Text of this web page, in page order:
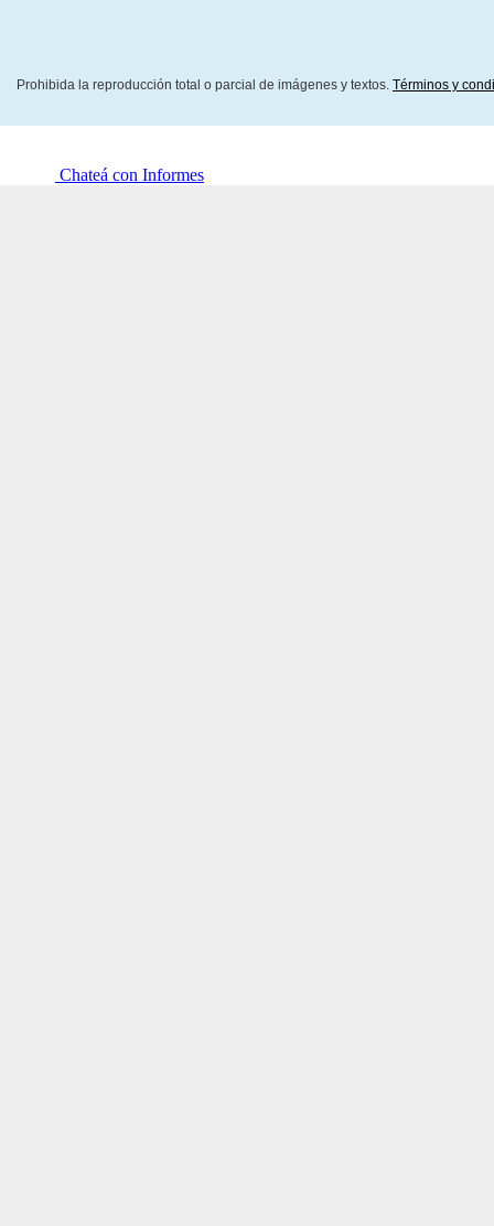
Prohibida la reproducción total o parcial de imágenes y textos. Términos y
Chateá con Informes